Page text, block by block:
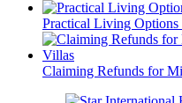
Practical Living Options
Claiming Refunds for